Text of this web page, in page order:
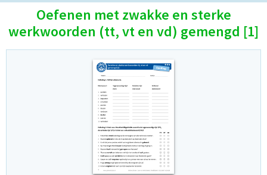
Oefenen met zwakke en sterke
werkwoorden (tt, vt en vd) gemengd [1]